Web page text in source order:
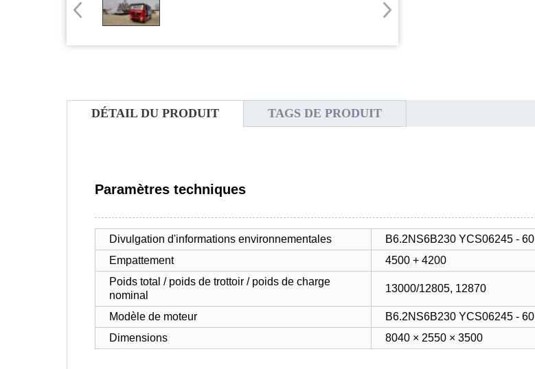
DÉTAIL DU PRODUIT TAGS DE PRODUIT
Paramètres techniques
Divulgation d'informations environnementales
B6.2NS6B230 YCS06245 - 60
Empattement
4500 + 4200
Poids total / poids de trottoir / poids de charge
nominal
13000/12805, 12870
Modèle de moteur
B6.2NS6B230 YCS06245 - 60
Dimensions
8040 × 2550 × 3500